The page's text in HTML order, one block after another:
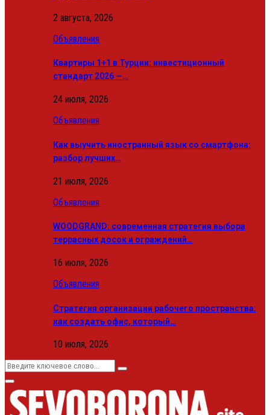
2 августа, 2026
Объявления
Квартиры 1+1 в Турции: инвестиционный
стандарт 2026 —…
24 июля, 2026
Объявления
Как выучить иностранный язык со смартфона:
разбор лучших…
21 июля, 2026
Объявления
WOODGRAND: современная стратегия выбора
террасных досок и ограждений…
16 июля, 2026
Объявления
Стратегия организации рабочего пространства:
как создать офис, который…
10 июля, 2026
Search
Search
Primary
Menu